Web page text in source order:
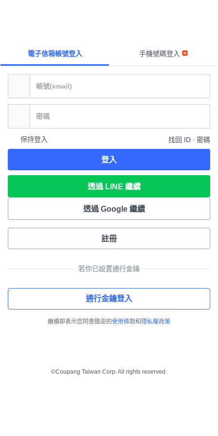
電子信箱帳號登入 手機號碼登入
保持登入 找回 ID ∙ 密碼
登入
透過 LINE 繼續
透過 Google 繼續
註冊
若你已設置通行金鑰
通行金鑰登入
繼續即表示您同意酷澎的使用條款和 隱私權政策
©Coupang Taiwan Corp. All rights reserved.